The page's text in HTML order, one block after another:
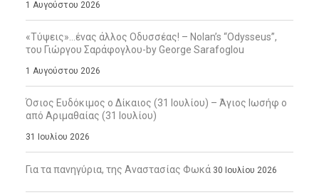
1 Αυγούστου 2026
«Τύψεις»…ένας άλλος Οδυσσέας! – Nolan’s “Odysseus”,
του Γιώργου Σαράφογλου-by George Sarafoglou
1 Αυγούστου 2026
Όσιος Ευδόκιμος ο Δίκαιος (31 Ιουλίου) – Άγιος Ιωσήφ ο
από Αριμαθαίας (31 Ιουλίου)
31 Ιουλίου 2026
Για τα πανηγύρια, της Αναστασίας Φωκά 30 Ιουλίου 2026